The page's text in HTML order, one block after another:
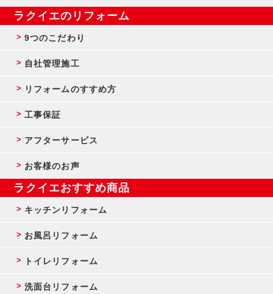
ラクイエのリフォーム
9つのこだわり
自社管理施工
リフォームのすすめ方
工事保証
アフターサービス
お客様のお声
ラクイエおすすめ商品
キッチンリフォーム
お風呂リフォーム
トイレリフォーム
洗面台リフォーム